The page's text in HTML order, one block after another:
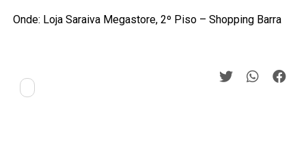
Onde: Loja Saraiva Megastore, 2º Piso – Shopping Barra